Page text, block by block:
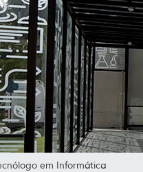
em Informática